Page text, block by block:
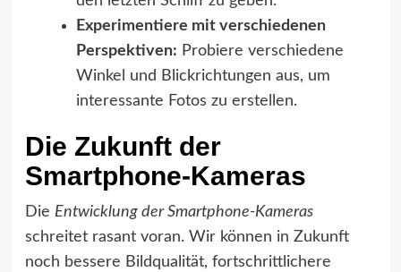
Experimentiere mit verschiedenen
Perspektiven: Probiere verschiedene
Winkel und Blickrichtungen aus, um
interessante Fotos zu erstellen.
Die Zukunft der
Smartphone-Kameras
Die Entwicklung der Smartphone-Kameras
schreitet rasant voran. Wir können in Zukunft
noch bessere Bildqualität, fortschrittlichere